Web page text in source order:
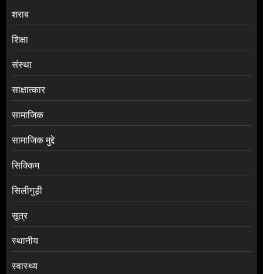
शराब
शिक्षा
संस्था
साक्षात्कार
सामाजिक
सामाजिक मुद्दे
सिक्किम
सिलीगुड़ी
सूत्र
स्थानीय
स्वास्थ्य